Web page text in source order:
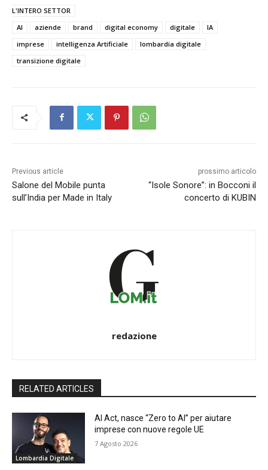
L'INTERO SETTOR
AI
aziende brand digital economy digitale
IA
imprese
intelligenza Artificiale
lombardia digitale
transizione digitale
Previous article
Salone del Mobile punta
sull’India per Made in Italy
prossimo articolo
“Isole Sonore”: in Bocconi il
concerto di KUBIN
redazione
RELATED ARTICLES
Lombardia Digitale
AI Act, nasce “Zero to AI” per aiutare
imprese con nuove regole UE
7 Agosto 2026